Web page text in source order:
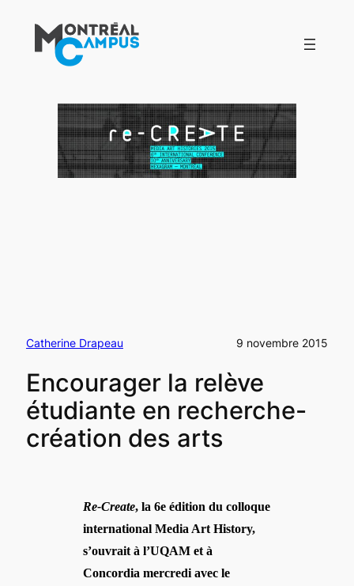
contenu
Catherine Drapeau 9 novembre 2015
Encourager la relève
étudiante en recherche-
création des arts
Re-Create, la 6e édition du colloque
international Media Art History,
s’ouvrait à l’UQAM et à
Concordia mercredi avec le